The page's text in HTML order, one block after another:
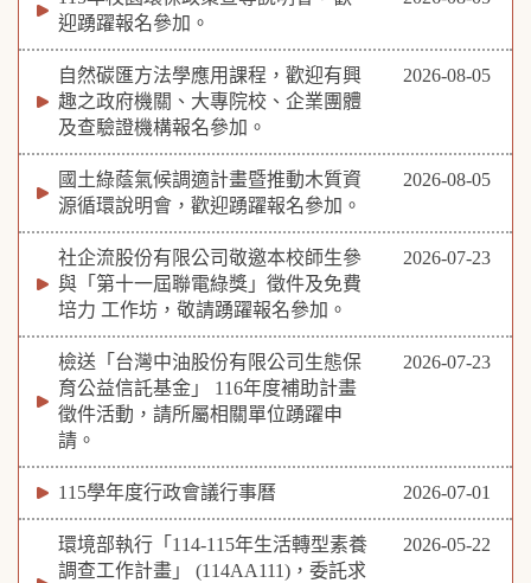
迎踴躍報名參加。
自然碳匯方法學應用課程，歡迎有興
趣之政府機關、大專院校、企業團體
及查驗證機構報名參加。
2026-08-05
國土綠蔭氣候調適計畫暨推動木質資
源循環說明會，歡迎踴躍報名參加。
2026-08-05
社企流股份有限公司敬邀本校師生參
與「第十一屆聯電綠獎」徵件及免費
培力 工作坊，敬請踴躍報名參加。
2026-07-23
檢送「台灣中油股份有限公司生態保
育公益信託基金」 116年度補助計畫
徵件活動，請所屬相關單位踴躍申
請。
2026-07-23
115學年度行政會議行事曆 2026-07-01
環境部執行「114-115年生活轉型素養
調查工作計畫」 (114AA111)，委託求
2026-05-22